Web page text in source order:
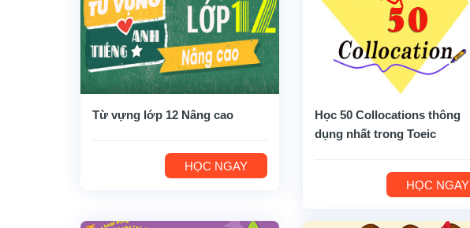
Từ vựng lớp 12 Nâng cao
HỌC NGAY
Học 50 Collocations thông
dụng nhất trong Toeic
HỌC NGAY